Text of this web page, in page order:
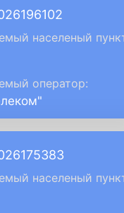
населеный
оператор:
населеный